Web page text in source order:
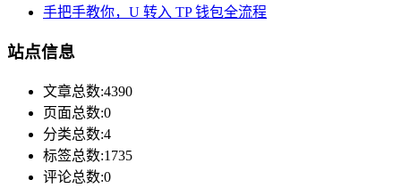
手把手教你，U 转入 TP 钱包全流程
站点信息
文章总数:4390
页面总数:0
分类总数:4
标签总数:1735
评论总数:0